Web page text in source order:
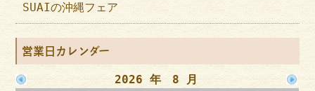
SUAIの沖縄フェア
営業日カレンダー
2026 年 8 月